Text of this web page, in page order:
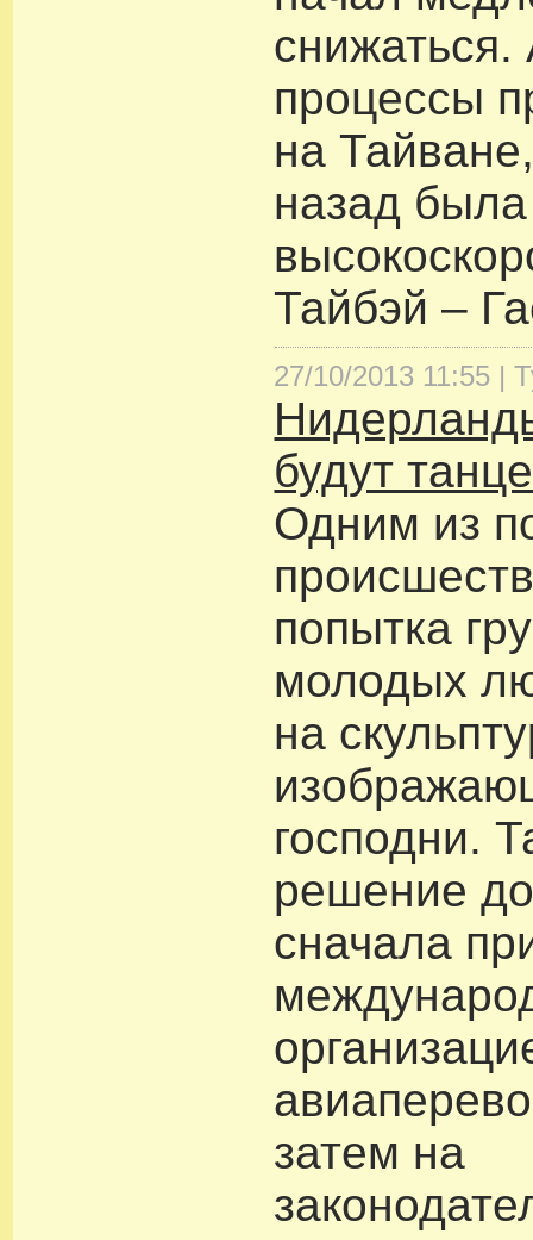
процессы
на
назад
Тайбэй –
27/10/2013 11:55 |
будут
Одним из
попытка
молодых
на
господни.
решение
сначала
затем на